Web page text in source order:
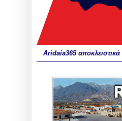
Aridaia365 αποκλειστικά